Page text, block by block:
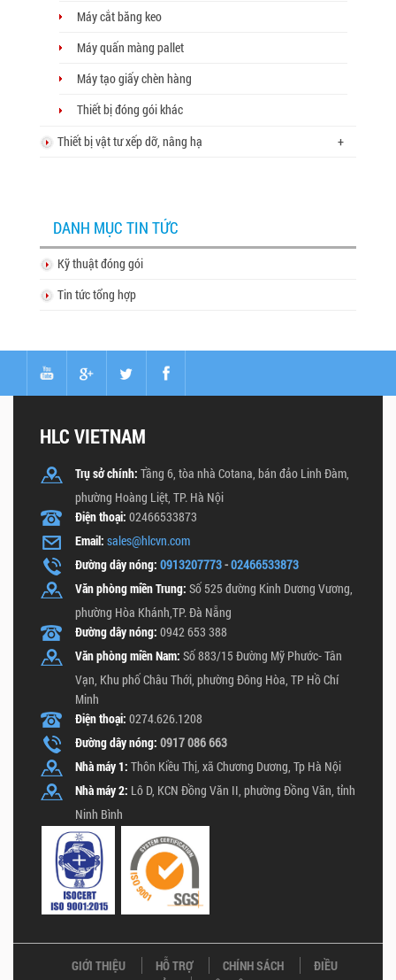
Máy cắt băng keo
Máy quấn màng pallet
Máy tạo giấy chèn hàng
Thiết bị đóng gói khác
Thiết bị vật tư xếp dỡ, nâng hạ
+
DANH MỤC TIN TỨC
Kỹ thuật đóng gói
Tin tức tổng hợp
HLC VIETNAM
Trụ sở chính: Tầng 6, tòa nhà Cotana, bán đảo Linh Đàm,
phường Hoàng Liệt, TP. Hà Nội
Điện thoại: 02466533873
Email: sales@hlcvn.com
Đường dây nóng: 0913207773-02466533873
Văn phòng miền Trung: Số 525 đường Kinh Dương Vương,
phường Hòa Khánh,TP. Đà Nẵng
Đường dây nóng: 0942 653 388
Văn phòng miền Nam: Số 883/15 Đường Mỹ Phước- Tân
Vạn, Khu phố Châu Thới, phường Đông Hòa, TP Hồ Chí
Minh
Điện thoại: 0274.626.1208
Đường dây nóng: 0917 086 663
Nhà máy 1: Thôn Kiều Thị, xã Chương Dương, Tp Hà Nội
Nhà máy 2: Lô D, KCN Đồng Văn II, phường Đồng Văn, tỉnh
Ninh Bình
GIỚI THIỆU HỖ TRỢ CHÍNH SÁCH
ĐIỀU